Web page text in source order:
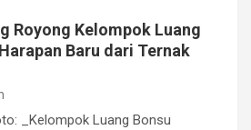
Royong Kelompok Luang
Baru dari Ternak
Luang Bonsu